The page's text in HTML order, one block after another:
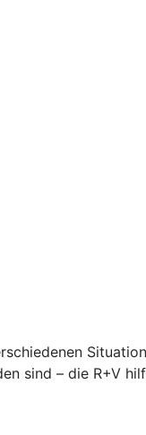
sind – die R+V